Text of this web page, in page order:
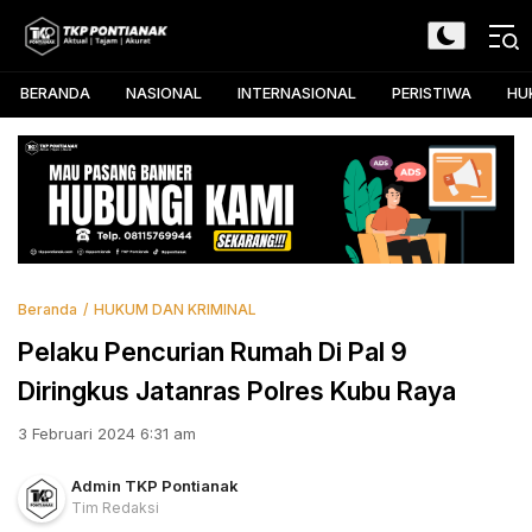
TKP Pontianak
Aktual, Tajam, dan Akurat
BERANDA NASIONAL INTERNASIONAL PERISTIWA
Beranda HUKUM DAN KRIMINAL
Pelaku Pencurian Rumah Di Pal 9
Diringkus Jatanras Polres Kubu Raya
3 Februari 2024 6:31 am
Admin TKP Pontianak
Tim Redaksi